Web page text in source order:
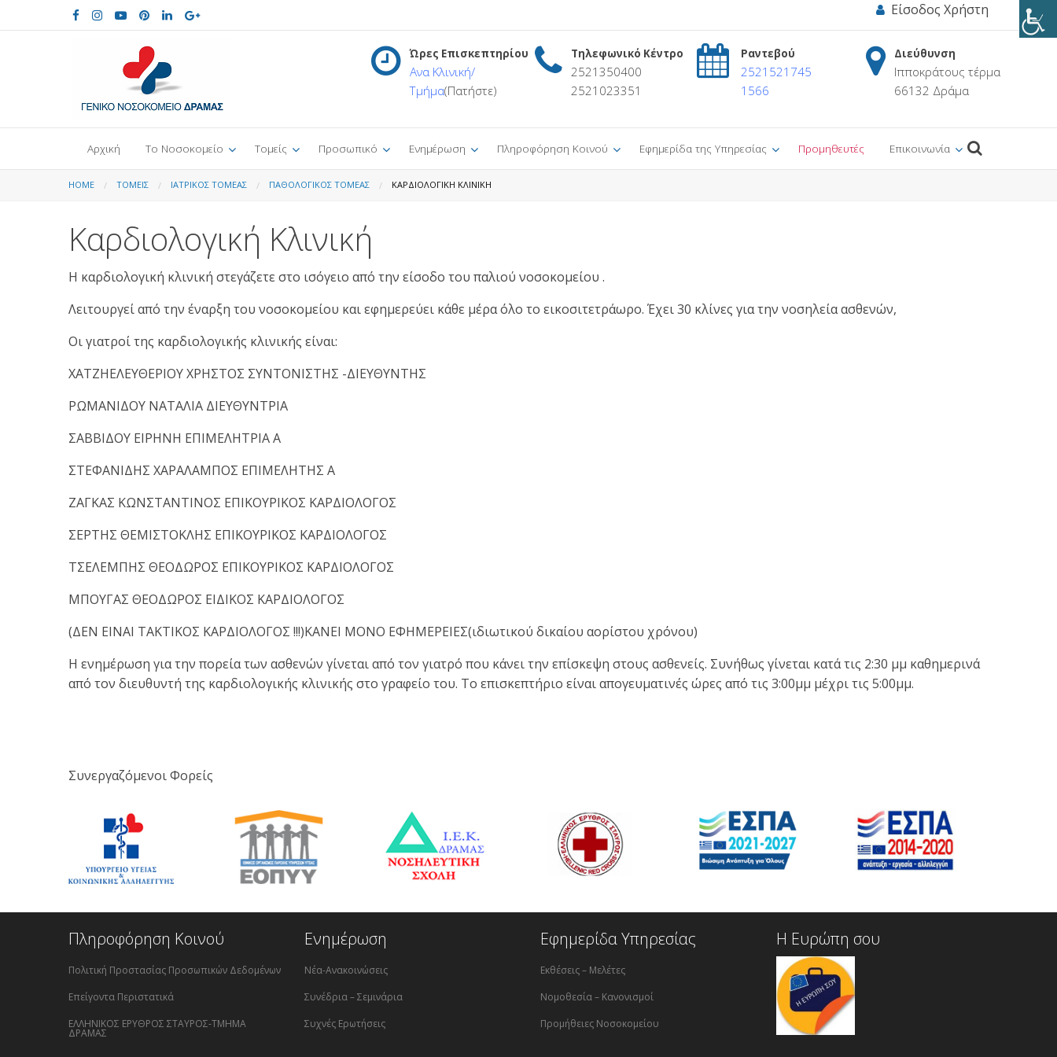
Είσοδος Χρήστη
Ώρες Επισκεπτηρίου
Ανα Κλινική/
Τμήμα(Πατήστε)
Τηλεφωνικό Κέντρο
2521350400
2521023351
Ραντεβού
2521521745
1566
Διεύθυνση
Ιπποκράτους τέρμα
66132 Δράμα
Αρχική Το Νοσοκομείο Τομείς Προσωπικό Ενημέρωση Πληροφόρηση Κοινού Εφημερίδα της Υπηρεσίας Προμηθευτές Επικοινωνία
HOME ΤΟΜΕΊΣ ΙΑΤΡΙΚΌΣ ΤΟΜΈΑΣ ΠΑΘΟΛΟΓΙΚΌΣ ΤΟΜΈΑΣ ΚΑΡΔΙΟΛΟΓΙΚΉ ΚΛΙΝΙΚΉ
Καρδιολογική Κλινική
Η καρδιολογική κλινική στεγάζετε στο ισόγειο από την είσοδο του παλιού νοσοκομείου .
Λειτουργεί από την έναρξη του νοσοκομείου και εφημερεύει κάθε μέρα όλο το εικοσιτετράωρο. Έχει 30 κλίνες για την νοσηλεία ασθενών,
Οι γιατροί της καρδιολογικής κλινικής είναι:
ΧΑΤΖΗΕΛΕΥΘΕΡΙΟΥ ΧΡΗΣΤΟΣ ΣΥΝΤΟΝΙΣΤΗΣ -ΔΙΕΥΘΥΝΤΗΣ
ΡΩΜΑΝΙΔΟΥ ΝΑΤΑΛΙΑ ΔΙΕΥΘΥΝΤΡΙΑ
ΣΑΒΒΙΔΟΥ ΕΙΡΗΝΗ ΕΠΙΜΕΛΗΤΡΙΑ Α
ΣΤΕΦΑΝΙΔΗΣ ΧΑΡΑΛΑΜΠΟΣ ΕΠΙΜΕΛΗΤΗΣ Α
ΖΑΓΚΑΣ ΚΩΝΣΤΑΝΤΙΝΟΣ ΕΠΙΚΟΥΡΙΚΟΣ ΚΑΡΔΙΟΛΟΓΟΣ
ΣΕΡΤΗΣ ΘΕΜΙΣΤΟΚΛΗΣ ΕΠΙΚΟΥΡΙΚΟΣ ΚΑΡΔΙΟΛΟΓΟΣ
ΤΣΕΛΕΜΠΗΣ ΘΕΟΔΩΡΟΣ ΕΠΙΚΟΥΡΙΚΟΣ ΚΑΡΔΙΟΛΟΓΟΣ
ΜΠΟΥΓΑΣ ΘΕΟΔΩΡΟΣ ΕΙΔΙΚΟΣ ΚΑΡΔΙΟΛΟΓΟΣ
(ΔΕΝ ΕΙΝΑΙ ΤΑΚΤΙΚΟΣ ΚΑΡΔΙΟΛΟΓΟΣ !!!)ΚΑΝΕΙ ΜΟΝΟ ΕΦΗΜΕΡΕΙΕΣ(ιδιωτικού δικαίου αορίστου χρόνου)
Η ενημέρωση για την πορεία των ασθενών γίνεται από τον γιατρό που κάνει την επίσκεψη στους ασθενείς. Συνήθως γίνεται κατά τις 2:30 μμ καθημερινά
από τον διευθυντή της καρδιολογικής κλινικής στο γραφείο του. Το επισκεπτήριο είναι απογευματινές ώρες από τις 3:00μμ μέχρι τις 5:00μμ.
Συνεργαζόμενοι Φορείς
Πληροφόρηση Κοινού
Πολιτική Προστασίας Προσωπικών Δεδομένων
Επείγοντα Περιστατικά
ΕΛΛΗΝΙΚΟΣ ΕΡΥΘΡΟΣ ΣΤΑΥΡΟΣ-ΤΜΗΜΑ
ΔΡΑΜΑΣ
Ενημέρωση
Νέα-Ανακοινώσεις
Συνέδρια – Σεμινάρια
Συχνές Ερωτήσεις
Εφημερίδα Υπηρεσίας
Εκθέσεις – Μελέτες
Νομοθεσία – Κανονισμοί
Προμήθειες Νοσοκομείου
Η Ευρώπη σου